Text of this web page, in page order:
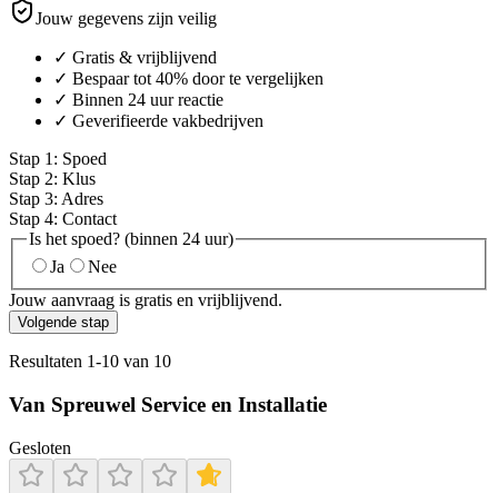
Jouw gegevens zijn veilig
✓ Gratis & vrijblijvend
✓ Bespaar tot 40% door te vergelijken
✓ Binnen 24 uur reactie
✓ Geverifieerde vakbedrijven
Stap 1 : Spoed
Stap 2: Klus
Stap 3: Adres
Stap 4: Contact
Is het spoed? (binnen 24 uur)
Ja
Nee
Jouw aanvraag is gratis en vrijblijvend.
Volgende stap
Resultaten 1-10 van 10
Van Spreuwel Service en Installatie
Gesloten